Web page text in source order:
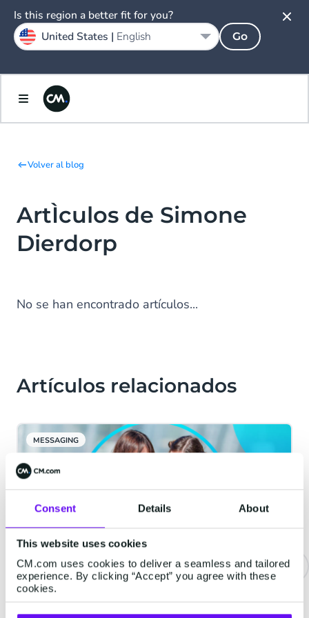
Consent Details About
This website uses cookies
CM.com uses cookies to deliver a seamless and tailored
experience. By clicking “Accept” you agree with these
cookies.
Volver al blog
ArtÌculos de Simone
Dierdorp
No se han encontrado artículos...
Artículos relacionados
MESSAGING
Nombres de usuario de
WhatsApp para empresas: lo que
Is this region a better fit for you?
United States | English Go